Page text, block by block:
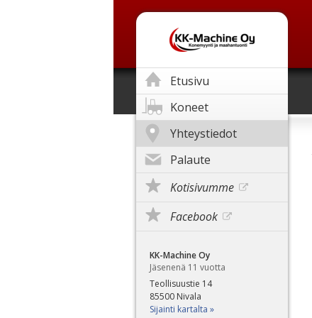
Etusivu
Koneet
Yhteystiedot
Palaute
Kotisivumme
Facebook
KK-Machine Oy
Jäsenenä 11 vuotta
Teollisuustie 14
85500 Nivala
Sijainti kartalta »